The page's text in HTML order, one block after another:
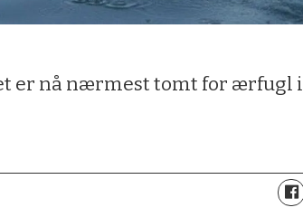
er nå nærmest tomt for ærfugl i